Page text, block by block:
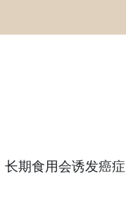
期食用会诱发癌